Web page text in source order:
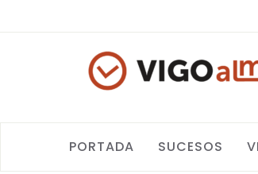
PORTADA SUCESOS